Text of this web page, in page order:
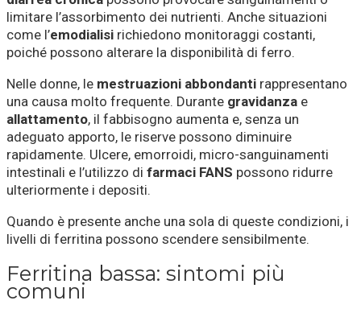
limitare l’assorbimento dei nutrienti. Anche situazioni
come l’emodialisi richiedono monitoraggi costanti,
poiché possono alterare la disponibilità di ferro.
Nelle donne, le mestruazioni abbondanti rappresentano
una causa molto frequente. Durante gravidanza e
allattamento, il fabbisogno aumenta e, senza un
adeguato apporto, le riserve possono diminuire
rapidamente. Ulcere, emorroidi, micro-sanguinamenti
intestinali e l’utilizzo di farmaci FANS possono ridurre
ulteriormente i depositi.
Quando è presente anche una sola di queste condizioni, i
livelli di ferritina possono scendere sensibilmente.
Ferritina bassa: sintomi più
comuni